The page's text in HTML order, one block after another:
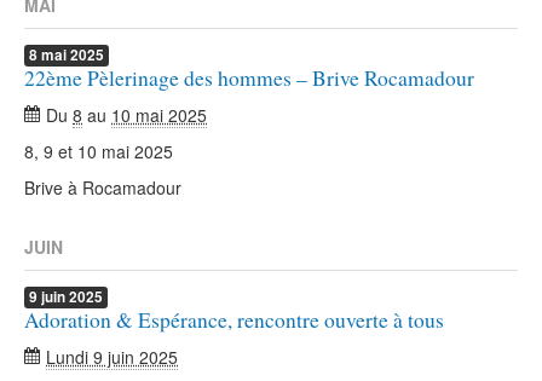
MAI
8mai2025
22ème Pèlerinage des hommes – Brive Rocamadour
Du 8 au 10 mai 2025
8, 9 et 10 mai 2025
Brive à Rocamadour
JUIN
9 juin2025
Adoration & Espérance, rencontre ouverte à tous
Lundi 9 juin 2025